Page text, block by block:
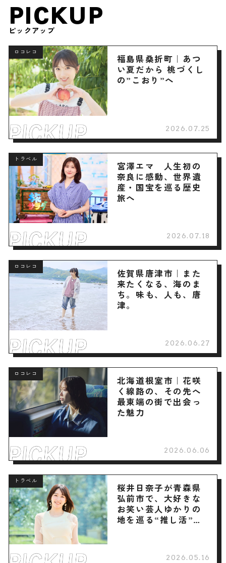
PICKUP
ピックアップ
ロコレコ
福島県桑折町｜あつ
い夏だから 桃づくし
の”こおり”へ
2026.07.25
トラベル
宮澤エマ 人生初の
奈良に感動、世界遺
産・国宝を巡る歴史
旅へ
2026.07.18
ロコレコ
佐賀県唐津市｜また
来たくなる、海のま
ち。味も、人も、唐
津。
2026.06.27
ロコレコ
北海道根室市｜花咲
く線路の、その先へ
最東端の街で出会っ
た魅力
2026.06.06
トラベル
桜井日奈子が青森県
弘前市で、大好きな
お笑い芸人ゆかりの
地を巡る“推し活”旅
2026.05.16